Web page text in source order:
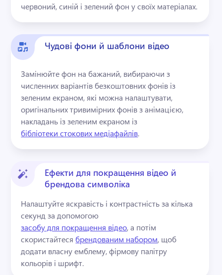
червоний, синій і зелений фон у своїх матеріалах.
Чудові фони й шаблони відео
Замінюйте фон на бажаний, вибираючи з
численних варіантів безкоштовних фонів із
зеленим екраном, які можна налаштувати,
оригінальних тривимірних фонів з анімацією,
накладань із зеленим екраном із
бібліотеки стокових медіафайлів.
Ефекти для покращення відео й
брендова символіка
Налаштуйте яскравість і контрастність за кілька
секунд за допомогою
засобу для покращення відео, а потім
скористайтеся брендованим набором, щоб
додати власну емблему, фірмову палітру
кольорів і шрифт.